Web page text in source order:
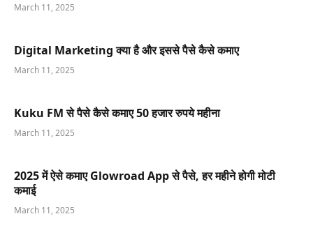
March 11, 2025
Digital Marketing क्या है और इससे पैसे कैसे कमाए
March 11, 2025
Kuku FM से पैसे कैसे कमाए 50 हजार रुपये महीना
March 11, 2025
2025 में ऐसे कमाए Glowroad App से पैसे, हर महीने होगी मोटी
कमाई
March 11, 2025